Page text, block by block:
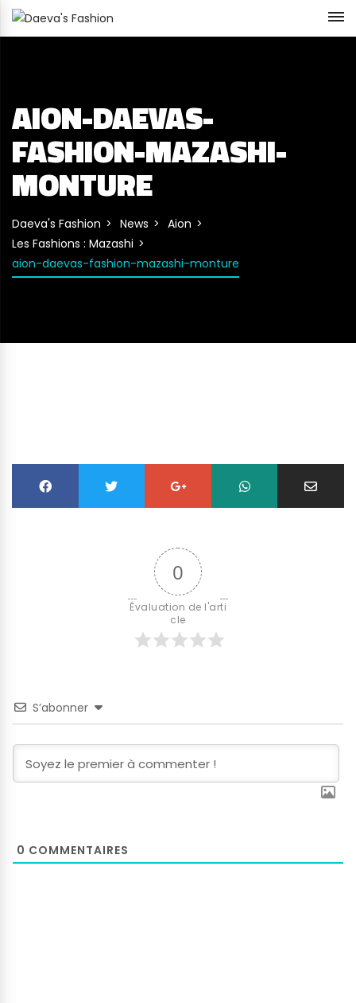
AION-DAEVAS-
FASHION-MAZASHI-
MONTURE
Daeva's Fashion News
Aion
Les Fashions : Mazashi
aion-daevas-fashion-mazashi-monture
0
Évaluation de l'arti
cle
S’abonner
0 COMMENTAIRES